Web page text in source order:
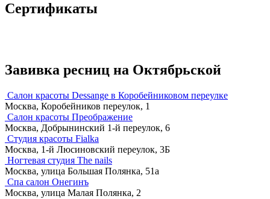
Сертификаты
Завивка ресниц на Октябрьской
Салон красоты Dessange в Коробейниковом переулке
Москва, Коробейников переулок, 1
Салон красоты Преображение
Москва, Добрынинский 1-й переулок, 6
Студия красоты Fialka
Москва, 1-й Люсиновский переулок, 3Б
Ногтевая студия The nails
Москва, улица Большая Полянка, 51а
Спа салон Онегинъ
Москва, улица Малая Полянка, 2